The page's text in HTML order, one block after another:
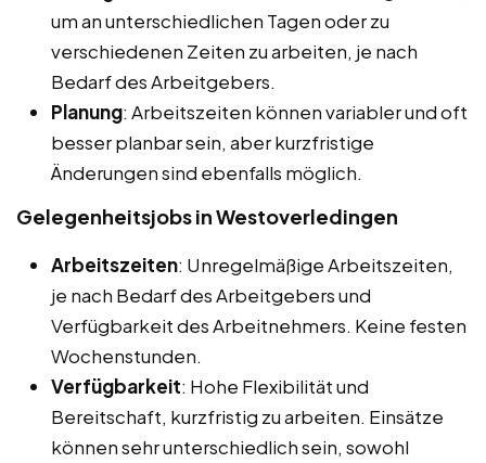
um an unterschiedlichen Tagen oder zu
verschiedenen Zeiten zu arbeiten, je nach
Bedarf des Arbeitgebers.
Planung: Arbeitszeiten können variabler und oft
besser planbar sein, aber kurzfristige
Änderungen sind ebenfalls möglich.
Gelegenheitsjobs in Westoverledingen
Arbeitszeiten: Unregelmäßige Arbeitszeiten,
je nach Bedarf des Arbeitgebers und
Verfügbarkeit des Arbeitnehmers. Keine festen
Wochenstunden.
Verfügbarkeit: Hohe Flexibilität und
Bereitschaft, kurzfristig zu arbeiten. Einsätze
können sehr unterschiedlich sein, sowohl